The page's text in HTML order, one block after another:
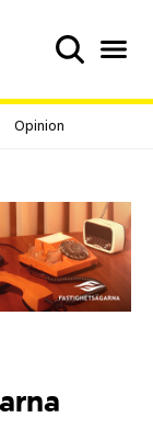
Opinion